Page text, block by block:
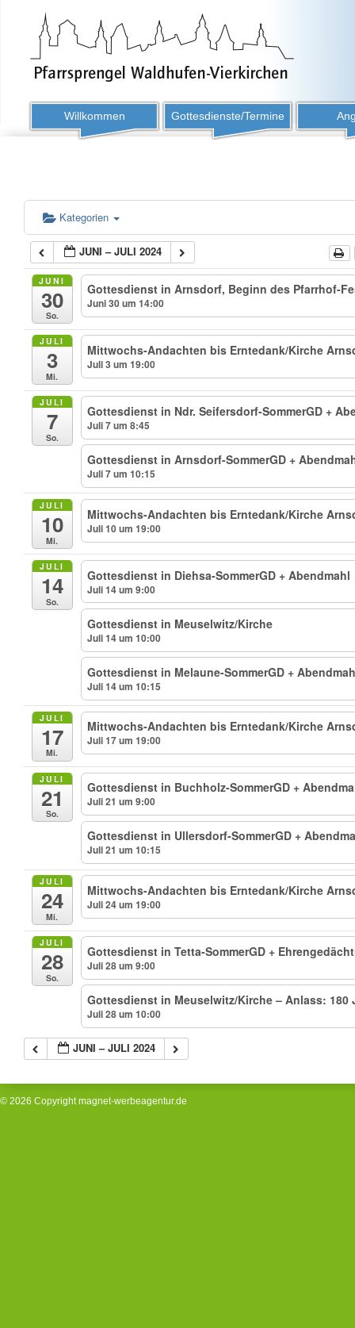
Willkommen Gottesdienste/Termine
Kategorien
JUNI – JULI 2024
JUNI
30
So.
Gottesdienst in Arnsdorf, Beginn des Pfarrhof-
Juni 30 um 14:00
JULI
3
Mi.
Mittwochs-Andachten bis Erntedank/Kirche
Juli 3 um 19:00
JULI
7
So.
Gottesdienst in Ndr. Seifersdorf-SommerGD +
Juli 7 um 8:45
Gottesdienst in Arnsdorf-SommerGD +
Juli 7 um 10:15
JULI
10
Mi.
Mittwochs-Andachten bis Erntedank/Kirche
Juli 10 um 19:00
JULI
14
So.
Gottesdienst in Diehsa-SommerGD + Abendmahl
Juli 14 um 9:00
Gottesdienst in Meuselwitz/Kirche
Juli 14 um 10:00
Gottesdienst in Melaune-SommerGD +
Juli 14 um 10:15
JULI
17
Mi.
Mittwochs-Andachten bis Erntedank/Kirche
Juli 17 um 19:00
JULI
21
So.
Gottesdienst in Buchholz-SommerGD +
Juli 21 um 9:00
Gottesdienst in Ullersdorf-SommerGD +
Juli 21 um 10:15
JULI
24
Mi.
Mittwochs-Andachten bis Erntedank/Kirche
Juli 24 um 19:00
JULI
28
So.
Gottesdienst in Tetta-SommerGD +
Juli 28 um 9:00
Gottesdienst in Meuselwitz/Kirche – Anlass: 180
Juli 28 um 10:00
JUNI – JULI 2024
© 2026 Copyrightmagnet-werbeagentur.de